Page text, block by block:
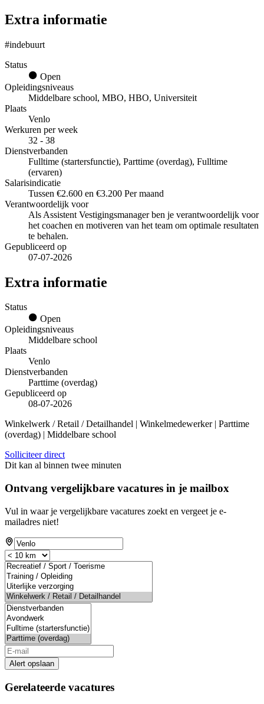
Extra informatie
#indebuurt
Status
Open
Opleidingsniveaus
Middelbare school, MBO, HBO, Universiteit
Plaats
Venlo
Werkuren per week
32 - 38
Dienstverbanden
Fulltime (startersfunctie), Parttime (overdag), Fulltime
(ervaren)
Salarisindicatie
Tussen €2.600 en €3.200 Per maand
Verantwoordelijk voor
Als Assistent Vestigingsmanager ben je verantwoordelijk voor
het coachen en motiveren van het team om optimale resultaten
te behalen.
Gepubliceerd op
07-07-2026
Extra informatie
Status
Open
Opleidingsniveaus
Middelbare school
Plaats
Venlo
Dienstverbanden
Parttime (overdag)
Gepubliceerd op
08-07-2026
Winkelwerk / Retail / Detailhandel | Winkelmedewerker | Parttime
(overdag) | Middelbare school
Solliciteer direct
Dit kan al binnen twee minuten
Ontvang vergelijkbare vacatures in je mailbox
Vul in waar je vergelijkbare vacatures zoekt en vergeet je e-
mailadres niet!
Alert opslaan
Gerelateerde vacatures